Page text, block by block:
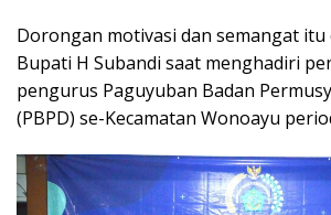
Dorongan motivasi dan semangat itu
Bupati H Subandi saat menghadiri
pengurus Paguyuban Badan
(PBPD) se-Kecamatan Wonoayu